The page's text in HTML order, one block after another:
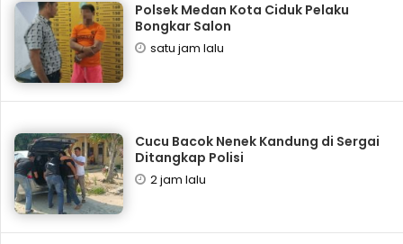
Polsek Medan Kota Ciduk Pelaku
Bongkar Salon
satu jam lalu
Cucu Bacok Nenek Kandung di Sergai
Ditangkap Polisi
2 jam lalu